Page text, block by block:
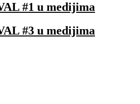
#1 u medijima
#3 u medijima